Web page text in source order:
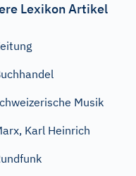
Lexikon Artikel
Musik
Karl Heinrich